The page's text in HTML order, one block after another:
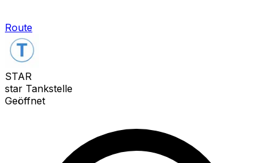
Route
STAR
star Tankstelle
Geöffnet